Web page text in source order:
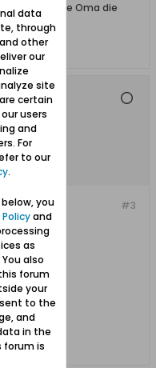
unsere Oma die
Eva
#3
data
through
other
our
site
certain
users
and
For
to our
.
you
and
as
also
forum
your
to the
and
in the
forum is